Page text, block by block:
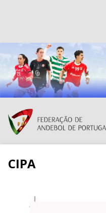
Resultados
Federação de
Grátis - Disponivel
CIPA